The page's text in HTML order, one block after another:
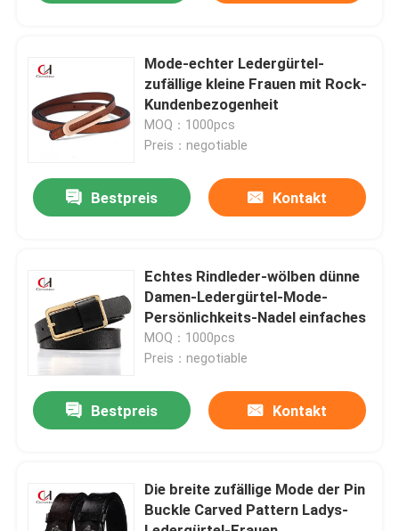
Produkte
Videos
Über uns
Qualitätskontrolle
Treten Sie mit uns in Verbindung
Fordern Sie ein Zitat
umsponnener Ledergürtel
Mode-echter Ledergürtel-
zufällige kleine Frauen mit Rock-
Kundenbezogenheit
MOQ：1000pcs
Preis：negotiable
Bestpreis Kontakt
Echtes Rindleder-wölben dünne
Damen-Ledergürtel-Mode-
Persönlichkeits-Nadel einfaches
MOQ：1000pcs
Preis：negotiable
Bestpreis Kontakt
Die breite zufällige Mode der Pin
Buckle Carved Pattern Ladys-